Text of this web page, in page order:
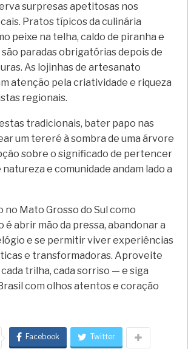
surpresas apetitosas nos
Pratos típicos da culinária
peixe na telha, caldo de piranha e
paradas obrigatórias depois de
As lojinhas de artesanato
atenção pela criatividade e riqueza
regionais.
tradicionais, bater papo nas
um tereré à sombra de uma árvore
sobre o significado de pertencer
natureza e comunidade andam lado a
no Mato Grosso do Sul como
é abrir mão da pressa, abandonar a
e se permitir viver experiências
e transformadoras. Aproveite
trilha, cada sorriso — e siga
com olhos atentos e coração
Facebook Twitter